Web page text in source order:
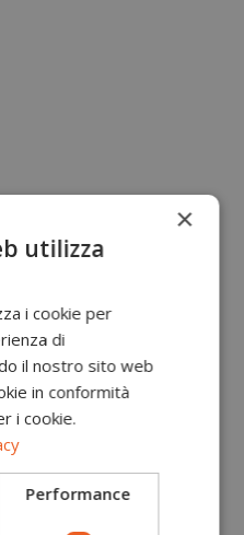
×
utilizza
i cookie per
di
il nostro sito web
in conformità
i cookie.
Performance